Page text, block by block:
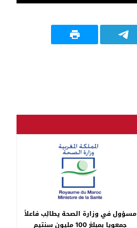
مسؤول في وزارة الصحة يطالِب فاعلاً
جمعويا بمبلغ 100 مليون سنتيم